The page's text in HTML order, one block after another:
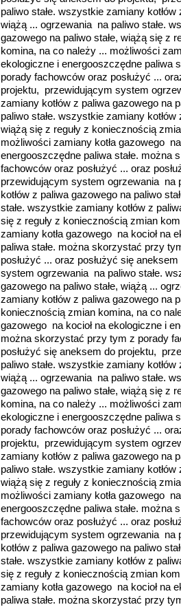
paliwo stałe. wszystkie zamiany
wiążą ... ogrzewania na paliwo stałe.
gazowego na paliwo stałe, wiążą się z
komina, na co należy ... możliwości
ekologiczne i energooszczędne paliwa
porady fachowców oraz posłużyć ...
projektu, przewidującym system
zamiany kotłów z paliwa gazowego na
paliwo stałe. wszystkie zamiany
wiążą się z reguły z koniecznością
możliwości zamiany kotła gazowego
energooszczędne paliwa stałe. można
fachowców oraz posłużyć ... oraz
przewidującym system ogrzewania na
kotłów z paliwa gazowego na paliwo
stałe. wszystkie zamiany kotłów z
się z reguły z koniecznością zmian
zamiany kotła gazowego na kocioł na
paliwa stałe. można skorzystać przy
posłużyć ... oraz posłużyć się
system ogrzewania na paliwo stałe.
gazowego na paliwo stałe, wiążą ...
zamiany kotłów z paliwa gazowego na
koniecznością zmian komina, na co
gazowego na kocioł na ekologiczne i
można skorzystać przy tym z porady
posłużyć się aneksem do projektu,
paliwo stałe. wszystkie zamiany
wiążą ... ogrzewania na paliwo stałe.
gazowego na paliwo stałe, wiążą się z
komina, na co należy ... możliwości
ekologiczne i energooszczędne paliwa
porady fachowców oraz posłużyć ...
projektu, przewidującym system
zamiany kotłów z paliwa gazowego na
paliwo stałe. wszystkie zamiany
wiążą się z reguły z koniecznością
możliwości zamiany kotła gazowego
energooszczędne paliwa stałe. można
fachowców oraz posłużyć ... oraz
przewidującym system ogrzewania na
kotłów z paliwa gazowego na paliwo
stałe. wszystkie zamiany kotłów z
się z reguły z koniecznością zmian
zamiany kotła gazowego na kocioł na
paliwa stałe. można skorzystać przy